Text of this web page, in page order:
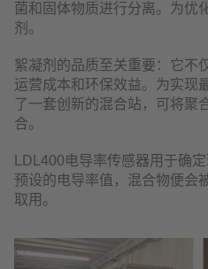
菌和固体物质进行分离。为优
剂。
絮凝剂的品质至关重要：它不
运营成本和环保效益。为实现
了一套创新的混合站，可将聚
合。
LDL400电导率传感器用于确
预设的电导率值，混合物便会
取用。